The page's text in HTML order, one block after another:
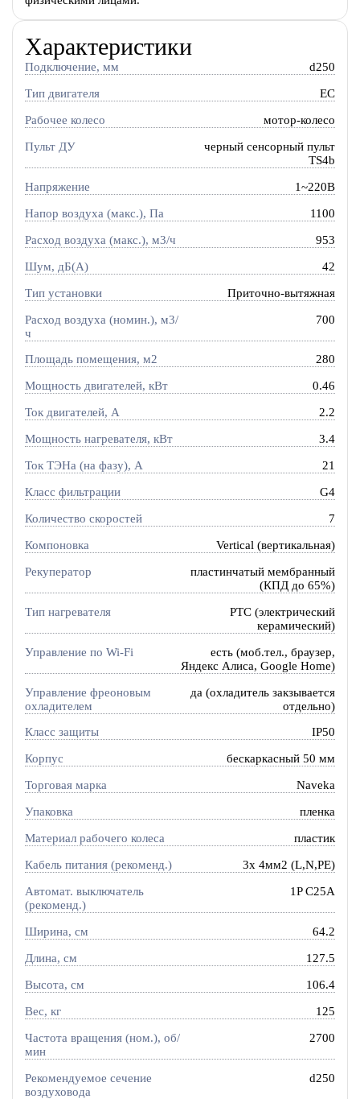
Характеристики
Подключение, мм d250
Тип двигателя EC
Рабочее колесо мотор-колесо
Пульт ДУ
черный сенсорный пульт
TS4b
Напряжение 1~220В
Напор воздуха (макс.), Па 1100
Расход воздуха (макс.), м3/ч 953
Шум, дБ(А) 42
Тип установки Приточно-вытяжная
Расход воздуха (номин.), м3/
ч
700
Площадь помещения, м2 280
Мощность двигателей, кВт 0.46
Ток двигателей, А 2.2
Мощность нагревателя, кВт 3.4
Ток ТЭНа (на фазу), А 21
Класс фильтрации G4
Количество скоростей 7
Компоновка Vertical (вертикальная)
Рекуператор
пластинчатый мембранный
(КПД до 65%)
Тип нагревателя
PTC (электрический
керамический)
Управление по Wi-Fi
есть (моб.тел., браузер,
Яндекс Алиса, Google Home)
Управление фреоновым
охладителем
да (охладитель закзывается
отдельно)
Класс защиты IP50
Корпус бескаркасный 50 мм
Торговая марка Naveka
Упаковка пленка
Материал рабочего колеса пластик
Кабель питания (рекоменд.) 3х 4мм2 (L,N,PE)
Автомат. выключатель
(рекоменд.)
1P C25A
Ширина, см 64.2
Длина, см 127.5
Высота, см 106.4
Вес, кг 125
Частота вращения (ном.), об/
мин
2700
Рекомендуемое сечение
воздуховода
d250